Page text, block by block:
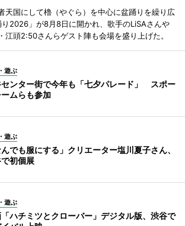
天国にして櫓（やぐら）を中心に盆踊りを繰り広
2026」が8月8日に開かれ、歌手のLiSAさんや
江頭2:50さんらゲスト陣も会場を盛り上げた。
遊ぶ
ンター街で今年も「七夕パレード」 スポー
ムらも参加
遊ぶ
んでも服にする」クリエーター塩川夏子さん、
初個展
遊ぶ
ハチミツとクローバー」デジタル版、渋谷で